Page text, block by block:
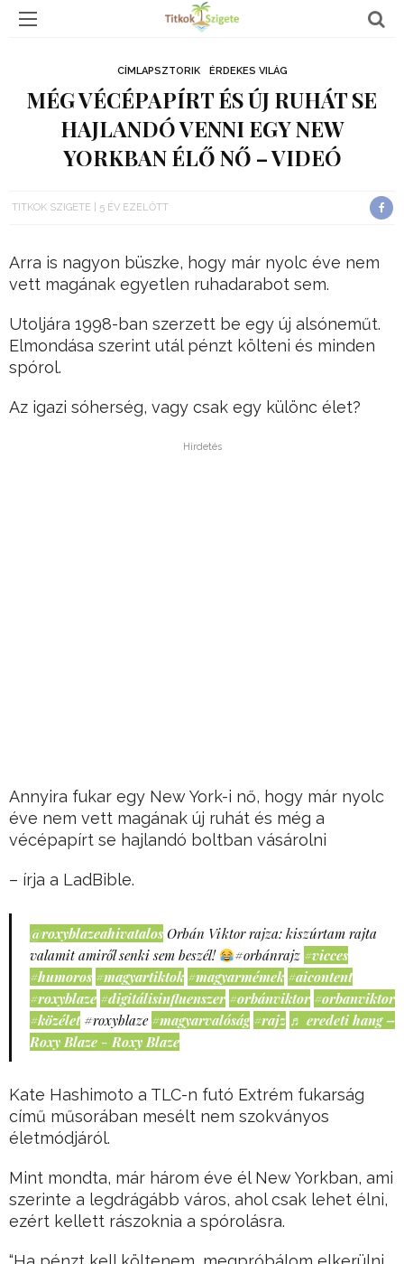
CÍMLAPSZTORIK ÉRDEKES VILÁG
MÉG VÉCÉPAPÍRT ÉS ÚJ RUHÁT SE
HAJLANDÓ VENNI EGY NEW
YORKBAN ÉLŐ NŐ – VIDEÓ
TITKOK SZIGETE 5 ÉV EZELŐTT
Arra is nagyon büszke, hogy már nyolc éve nem
vett magának egyetlen ruhadarabot sem.
Utoljára 1998-ban szerzett be egy új alsóneműt.
Elmondása szerint utál pénzt költeni és minden
spórol.
Az igazi sóherség, vagy csak egy különc élet?
Hirdetés
Annyira fukar egy New York-i nő, hogy már nyolc
éve nem vett magának új ruhát és még a
vécépapírt se hajlandó boltban vásárolni
– írja a LadBible.
@roxyblazeahivatalos Orbán Viktor rajza: kiszúrtam rajta
valamit amiről senki sem beszél!
#orbánrajz #vicces
#humoros #magyartiktok #magyarmémek #aicontent
#roxyblaze #digitálisinfluenszer #orbánviktor #orbanviktor
#közélet #roxyblaze #magyarvalóság #rajz ♬ eredeti hang –
Roxy Blaze - Roxy Blaze
Kate Hashimoto a TLC-n futó Extrém fukarság
című műsorában mesélt nem szokványos
életmódjáról.
Mint mondta, már három éve él New Yorkban, ami
szerinte a legdrágább város, ahol csak lehet élni,
ezért kellett rászoknia a spórolásra.